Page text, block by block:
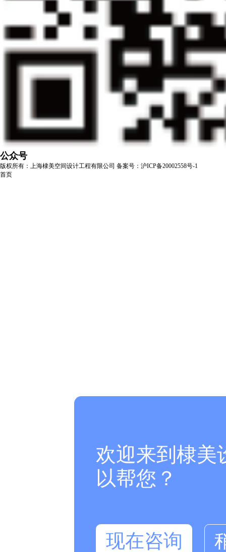
公众号
版权所有：上海棣美空间设计工程有限公司 备案号：沪ICP备20002558号-1
首页
欢迎来到棣美
以帮您？
现在咨询